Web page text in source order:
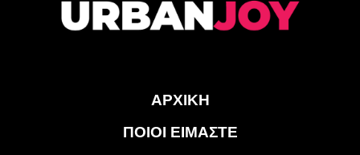
ΑΡΧΙΚΗ
ΠΟΙΟΙ ΕΙΜΑΣΤΕ